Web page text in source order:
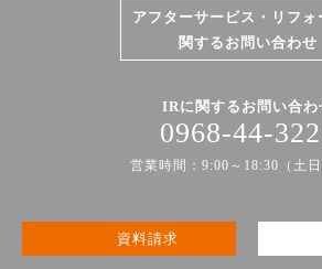
アフターサービス・リフォ
関するお問い合わせ
IRに関するお問い合わ
0968-44-
営業時間：9:00～18:30（土日
資料請求